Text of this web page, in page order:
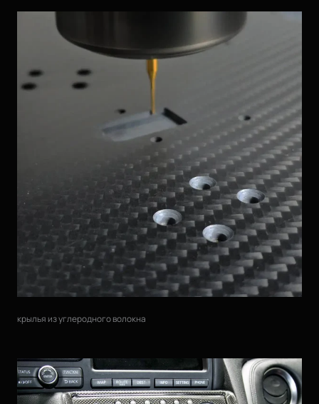
крылья из углеродного волокна